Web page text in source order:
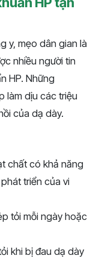
y, mẹo dân gian là
nhiều người tin
HP. Những
làm dịu các triệu
của dạ dày.
chất có khả năng
triển của vi
tỏi mỗi ngày hoặc
khi bị đau dạ dày